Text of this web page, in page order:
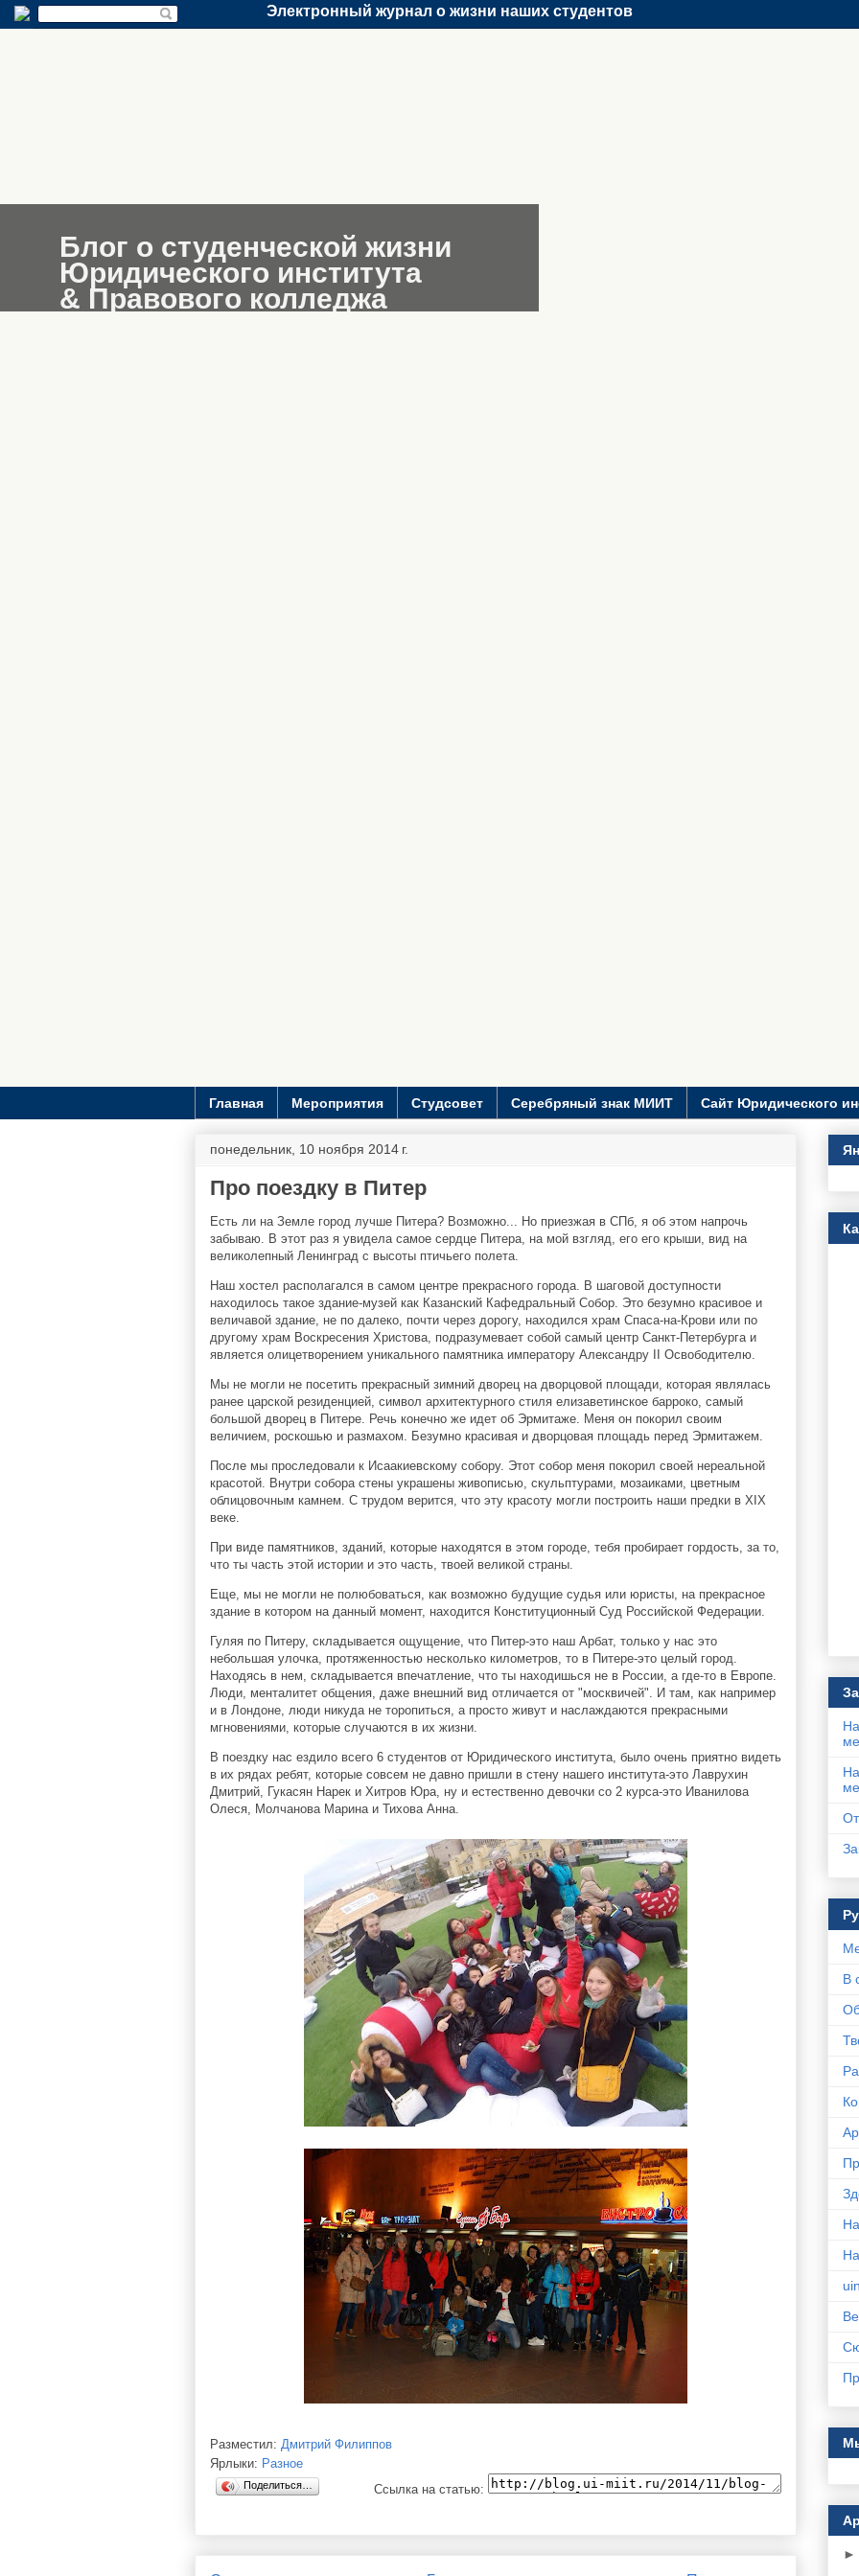
Электронный журнал о жизни наших студентов
Блог о студенческой жизни
Юридического института
& Правового колледжа
Главная Мероприятия Студсовет Серебряный знак МИИТ Сайт Юридического
понедельник, 10 ноября 2014 г.
Про поездку в Питер
Есть ли на Земле город лучше Питера? Возможно... Но приезжая в СПб, я об этом напрочь
забываю. В этот раз я увидела самое сердце Питера, на мой взгляд, его его крыши, вид на
великолепный Ленинград с высоты птичьего полета.
Наш хостел располагался в самом центре прекрасного города. В шаговой доступности
находилось такое здание-музей как Казанский Кафедральный Собор. Это безумно красивое и
величавой здание, не по далеко, почти через дорогу, находился храм Спаса-на-Крови или по
другому храм Воскресения Христова, подразумевает собой самый центр Санкт-Петербурга и
является олицетворением уникального памятника императору Александру II Освободителю.
Мы не могли не посетить прекрасный зимний дворец на дворцовой площади, которая являлась
ранее царской резиденцией, символ архитектурного стиля елизаветинское барроко, самый
большой дворец в Питере. Речь конечно же идет об Эрмитаже. Меня он покорил своим
величием, роскошью и размахом. Безумно красивая и дворцовая площадь перед Эрмитажем.
После мы проследовали к Исаакиевскому собору. Этот собор меня покорил своей нереальной
красотой. Внутри собора стены украшены живописью, скульптурами, мозаиками, цветным
облицовочным камнем. С трудом верится, что эту красоту могли построить наши предки в XIX
веке.
При виде памятников, зданий, которые находятся в этом городе, тебя пробирает гордость, за то,
что ты часть этой истории и это часть, твоей великой страны.
Еще, мы не могли не полюбоваться, как возможно будущие судья или юристы, на прекрасное
здание в котором на данный момент, находится Конституционный Суд Российской Федерации.
Гуляя по Питеру, складывается ощущение, что Питер-это наш Арбат, только у нас это
небольшая улочка, протяженностью несколько километров, то в Питере-это целый город.
Находясь в нем, складывается впечатление, что ты находишься не в России, а где-то в Европе.
Люди, менталитет общения, даже внешний вид отличается от "москвичей". И там, как например
и в Лондоне, люди никуда не торопиться, а просто живут и наслаждаются прекрасными
мгновениями, которые случаются в их жизни.
В поездку нас ездило всего 6 студентов от Юридического института, было очень приятно видеть
в их рядах ребят, которые совсем не давно пришли в стену нашего института-это Лаврухин
Дмитрий, Гукасян Нарек и Хитров Юра, ну и естественно девочки со 2 курса-это Иванилова
Олеся, Молчанова Марина и Тихова Анна.
Разместил: Дмитрий Филиппов
Ярлыки: Разное
Ссылка на статью:
Поделиться…
В